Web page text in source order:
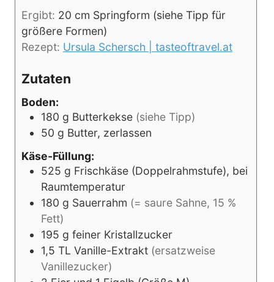
Ergibt: 20 cm Springform (siehe Tipp für
größere Formen)
Rezept: Ursula Schersch | tasteoftravel.at
Zutaten
Boden:
180 g Butterkekse (siehe Tipp)
50 g Butter, zerlassen
Käse-Füllung:
525 g Frischkäse (Doppelrahmstufe), bei
Raumtemperatur
180 g Sauerrahm (= saure Sahne, 15 %
Fett)
195 g feiner Kristallzucker
1,5 TL Vanille-Extrakt (ersatzweise
Vanillezucker)